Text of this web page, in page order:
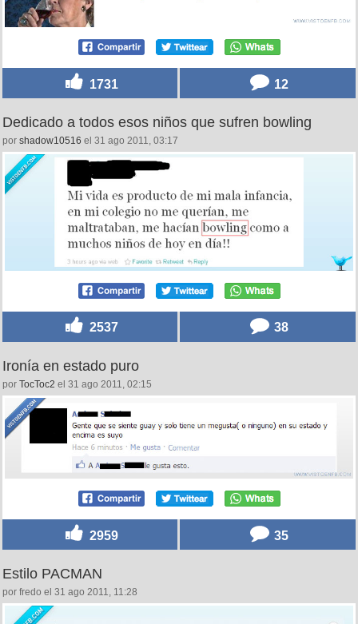
1731 12
Dedicado a todos esos niños que sufren bowling
por shadow10516 el 31 ago 2011, 03:17
2537 38
Ironía en estado puro
por TocToc2 el 31 ago 2011, 02:15
2959 35
Estilo PACMAN
por fredo el 31 ago 2011, 11:28